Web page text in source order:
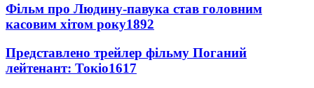
Фільм про Людину-павука став головним
касовим хітом року1892
Представлено трейлер фільму Поганий
лейтенант: Токіо1617